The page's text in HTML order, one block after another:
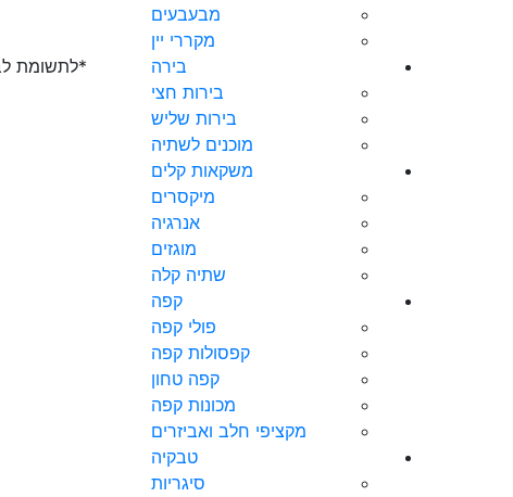
מבעבעים
מקררי יין
בירה
בירות חצי
בירות שליש
מוכנים לשתיה
משקאות קלים
מיקסרים
אנרגיה
מוגזים
שתיה קלה
קפה
פולי קפה
קפסולות קפה
קפה טחון
מכונות קפה
מקציפי חלב ואביזרים
טבקיה
סיגריות
*לתשומת לב